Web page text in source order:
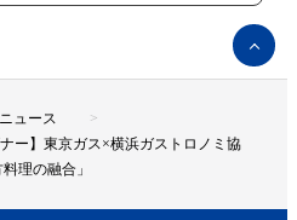
ペ
ー
ジ
ッ
ニュース
ー】東京ガス×横浜ガストロノミ協
理の融合」